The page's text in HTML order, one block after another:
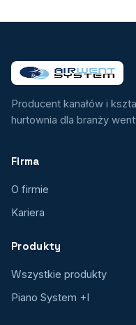
Producent kanałów i
hurtownia dla branży
Firma
O firmie
Kariera
Produkty
Wszystkie produkty
Piano System +I